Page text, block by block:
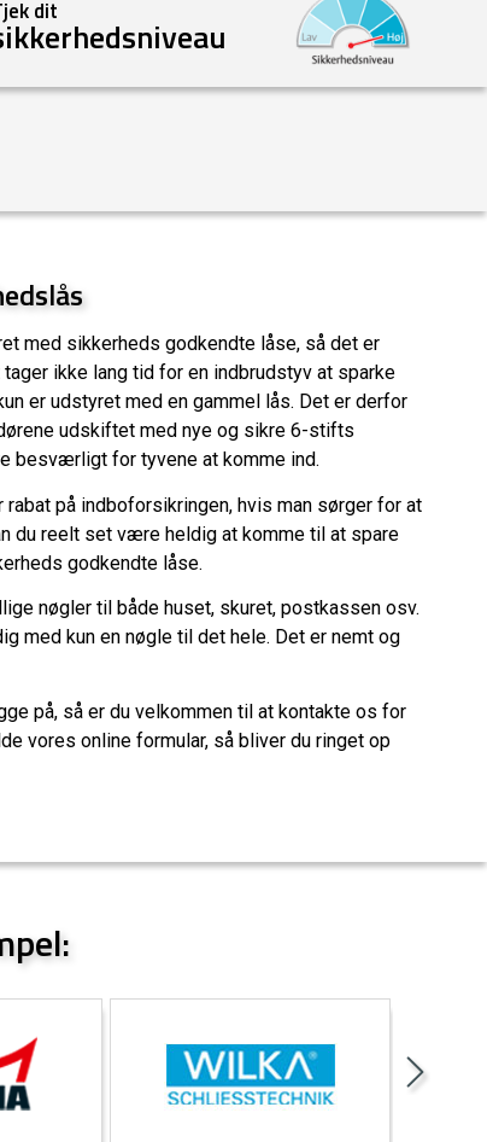
dit
med sikkerheds godkendte låse, så det er
ikke lang tid for en indbrudstyv at sparke
er udstyret med en gammel lås. Det er derfor
udskiftet med nye og sikre 6-stifts
besværligt for tyvene at komme ind.
på indboforsikringen, hvis man sørger for at
du reelt set være heldig at komme til at spare
godkendte låse.
nøgler til både huset, skuret, postkassen osv.
med kun en nøgle til det hele. Det er nemt og
på, så er du velkommen til at kontakte os for
vores online formular, så bliver du ringet op